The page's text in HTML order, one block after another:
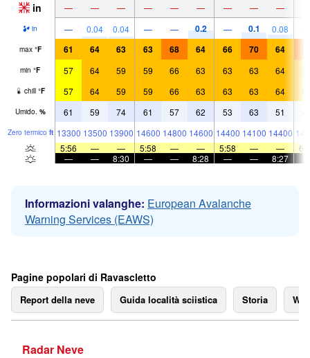
in — — — — — — — — —
in — 0.04 0.04 — — 0.2 — 0.1 0.08
max °F 61 64 63 63 68 64 66 70 64
min °F 57 64 59 59 66 63 63 63 64
chill °F 57 64 59 59 66 63 63 63 64
Umido. % 61 59 74 61 57 62 53 63 51
Zero termico ft 13300 13500 13900 14600 14800 14600 14400 14100 14400
5:56
— — 5:58 — — 5:58 — —
—
— 8:30 — — 8:28 — — 8:27
Informazioni valanghe: European Avalanche
Warning Services (EAWS)
Pagine popolari di Ravascletto
Report della neve Guida località sciistica Storia
Radar Neve